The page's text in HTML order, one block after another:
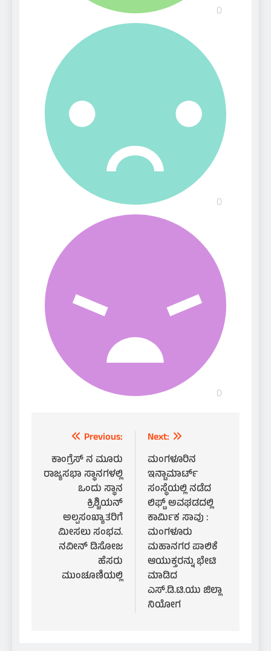
navigation
Previous:
ಕಾಂಗ್ರೆಸ್ ನ ಮೂರು
ರಾಜ್ಯಸಭಾ ಸ್ಥಾನಗಳಲ್ಲಿ
ಒಂದು ಸ್ಥಾನ
ಕ್ರಿಶ್ಚಿಯನ್
ಅಲ್ಪಸಂಖ್ಯಾತರಿಗೆ
ಮೀಸಲು ಸಂಭವ.
ನವೀನ್ ಡಿಸೋಜ
ಹೆಸರು
ಮುಂಚೂಣಿಯಲ್ಲಿ
Next:
ಮಂಗಳೂರಿನ
ಇನ್ಟಾಮಾರ್ಟ್
ಸಂಸ್ಥೆಯಲ್ಲಿ ನಡೆದ
ಲಿಫ್ಟ್ ಅವಘಡದಲ್ಲಿ
ಕಾರ್ಮಿಕ ಸಾವು :
ಮಂಗಳೂರು
ಮಹಾನಗರ ಪಾಲಿಕೆ
ಆಯುಕ್ತರನ್ನು ಭೇಟಿ
ಮಾಡಿದ
ಎಸ್.ಡಿ.ಟಿ.ಯು ಜಿಲ್ಲಾ
ನಿಯೋಗ